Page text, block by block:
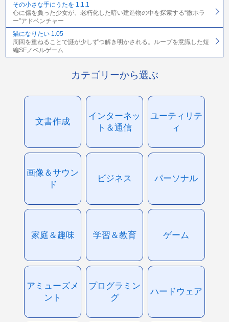
その小さな手にうたを 1.1.1
心に傷を負った少女が、老朽化した暗い建造物の中を探索する“微ホラ
ー”アドベンチャー
猫になりたい 1.05
周回を重ねることで謎が少しずつ解き明かされる。ループを意識した短
編SFノベルゲーム
カテゴリーから選ぶ
文書作成
インターネッ
ト＆通信
ユーティリテ
ィ
画像＆サウン
ド
ビジネス パーソナル
家庭＆趣味 学習＆教育 ゲーム
アミューズメ
ント
プログラミン
グ
ハードウェア